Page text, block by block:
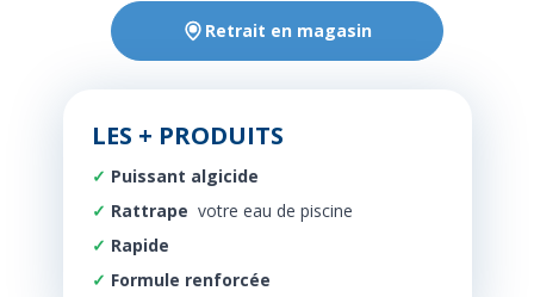
Retrait en magasin
LES + PRODUITS
Puissant algicide
Rattrape votre eau de piscine
Rapide
Formule renforcée